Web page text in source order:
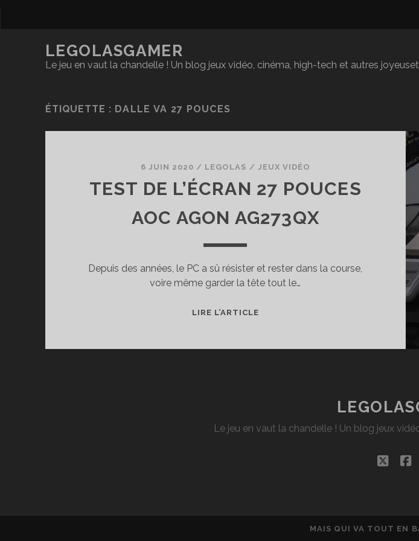
LEGOLASGAMER
Le jeu en vaut la chandelle ! Un blog jeux vidéo, cinéma, high-tech et autres
ÉTIQUETTE : DALLE VA 27 POUCES
6 JUIN 2020 / LEGOLAS / JEUX VIDÉO
TEST DE L’ÉCRAN 27 POUCES
AOC AGON AG273QX
Depuis des années, le PC a sû résister et rester dans la course,
voire même garder la tête tout le…
LIRE L’ARTICLE
Le jeu en vaut la chandelle ! Un blog jeux
MAIS QUI VA TOUT EN